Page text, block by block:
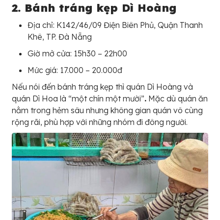
2. Bánh tráng kẹp Dì Hoàng
Địa chỉ: K142/46/09 Điện Biên Phủ, Quận Thanh
Khê, TP. Đà Nẵng
Giờ mở cửa: 15h30 – 22h00
Mức giá: 17.000 – 20.000đ
Nếu nói đến bánh tráng kẹp thì quán Dì Hoàng và
quán Dì Hoa là “một chín một mười”. Mặc dù quán ăn
nằm trong hẻm sâu nhưng không gian quán vô cùng
rộng rãi, phù hợp với những nhóm đi đông người.